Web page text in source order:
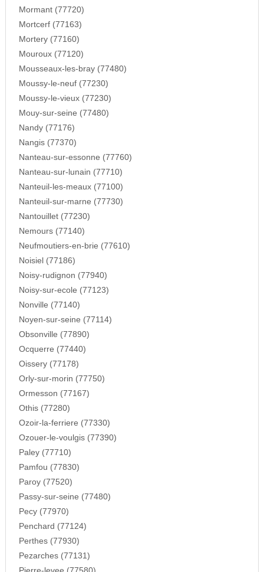
Mormant (77720)
Mortcerf (77163)
Mortery (77160)
Mouroux (77120)
Mousseaux-les-bray (77480)
Moussy-le-neuf (77230)
Moussy-le-vieux (77230)
Mouy-sur-seine (77480)
Nandy (77176)
Nangis (77370)
Nanteau-sur-essonne (77760)
Nanteau-sur-lunain (77710)
Nanteuil-les-meaux (77100)
Nanteuil-sur-marne (77730)
Nantouillet (77230)
Nemours (77140)
Neufmoutiers-en-brie (77610)
Noisiel (77186)
Noisy-rudignon (77940)
Noisy-sur-ecole (77123)
Nonville (77140)
Noyen-sur-seine (77114)
Obsonville (77890)
Ocquerre (77440)
Oissery (77178)
Orly-sur-morin (77750)
Ormesson (77167)
Othis (77280)
Ozoir-la-ferriere (77330)
Ozouer-le-voulgis (77390)
Paley (77710)
Pamfou (77830)
Paroy (77520)
Passy-sur-seine (77480)
Pecy (77970)
Penchard (77124)
Perthes (77930)
Pezarches (77131)